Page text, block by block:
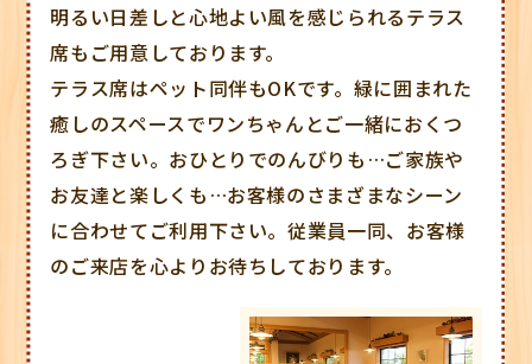
明るい日差しと心地よい風を感じられるテラス
席もご用意しております。
テラス席はペット同伴もOKです。緑に囲まれた
癒しのスペースでワンちゃんとご一緒におくつ
ろぎ下さい。おひとりでのんびりも…ご家族や
お友達と楽しくも…お客様のさまざまなシーン
に合わせてご利用下さい。従業員一同、お客様
のご来店を心よりお待ちしております。